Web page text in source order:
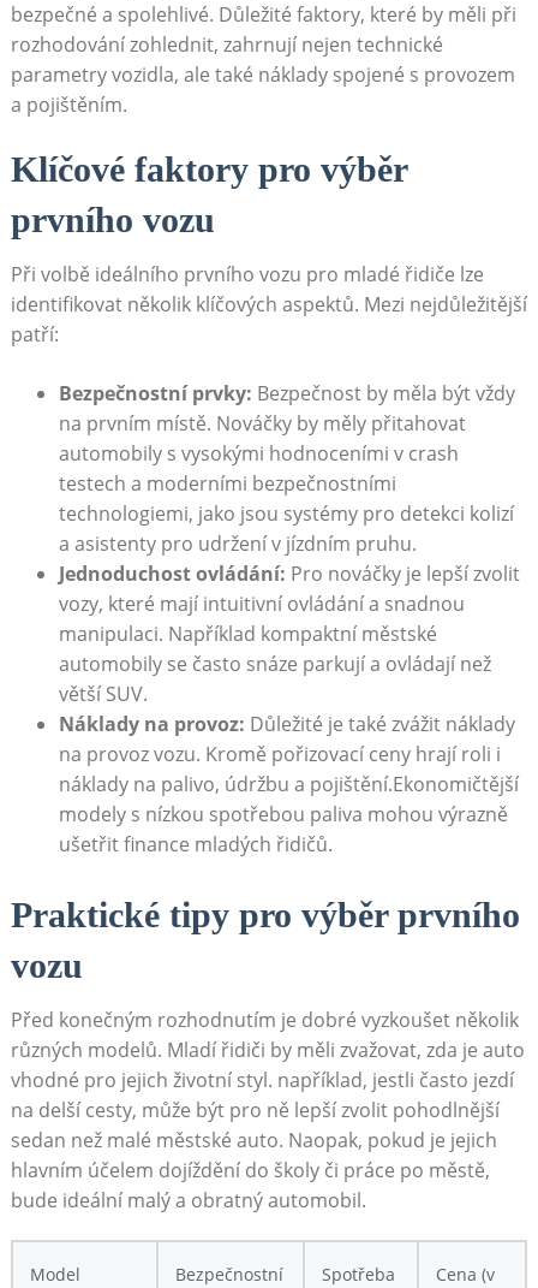
bezpečné a spolehlivé. Důležité faktory, které by měli při
rozhodování zohlednit, zahrnují nejen technické
parametry vozidla, ale také náklady spojené s provozem
a pojištěním.
Klíčové faktory pro výběr
prvního vozu
Při volbě ideálního prvního vozu pro mladé řidiče lze
identifikovat několik klíčových aspektů. Mezi nejdůležitější
patří:
Bezpečnostní prvky: Bezpečnost by měla být vždy
na prvním místě. Nováčky by měly přitahovat
automobily s vysokými hodnoceními v crash
testech a moderními bezpečnostními
technologiemi, jako jsou systémy pro detekci kolizí
a asistenty pro udržení v jízdním pruhu.
Jednoduchost ovládání: Pro nováčky je lepší zvolit
vozy, které mají intuitivní ovládání a snadnou
manipulaci. Například kompaktní městské
automobily se často snáze parkují a ovládají než
větší SUV.
Náklady na provoz: Důležité je také zvážit náklady
na provoz vozu. Kromě pořizovací ceny hrají roli i
náklady na palivo, údržbu a pojištění.Ekonomičtější
modely s nízkou spotřebou paliva mohou výrazně
ušetřit finance mladých řidičů.
Praktické tipy pro výběr prvního
vozu
Před konečným rozhodnutím je dobré vyzkoušet několik
různých modelů. Mladí řidiči by měli zvažovat, zda je auto
vhodné pro jejich životní styl. například, jestli často jezdí
na delší cesty, může být pro ně lepší zvolit pohodlnější
sedan než malé městské auto. Naopak, pokud je jejich
hlavním účelem dojíždění do školy či práce po městě,
bude ideální malý a obratný automobil.
Model
Bezpečnostní
Spotřeba
Cena (v